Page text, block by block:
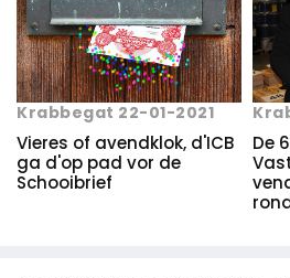
Krabbegat 22-01-2021
Vieres of avendklok, d'ICB
ga d'op pad vor de
Schooibrief
De